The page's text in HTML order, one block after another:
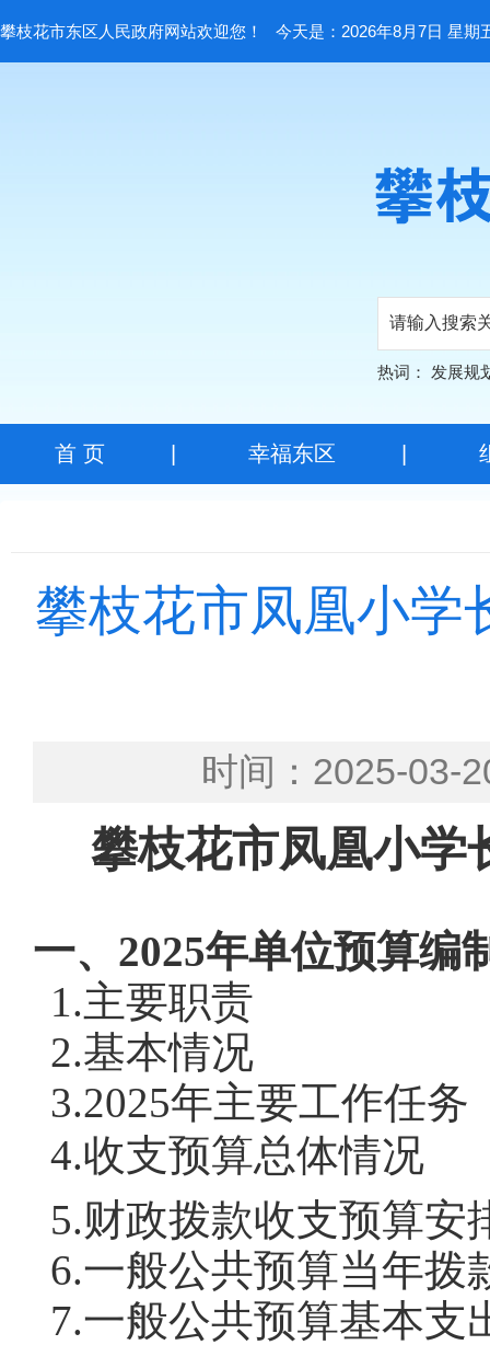
攀枝花市东区人民政府网站欢迎您！ 今天是：2026年8月7日 星期
热词： 发展规
首 页| 幸福东区
攀枝花市凤凰小学
时间：2025-
攀枝花市凤凰小学
一、 2025年单位预算编
1.主要职责
2.基本情况
3.2025年主要工作任务
4.收支预算总体情况
5.财政拨款收支预算安
6.一般公共预算当年拨
7.一般公共预算基本支